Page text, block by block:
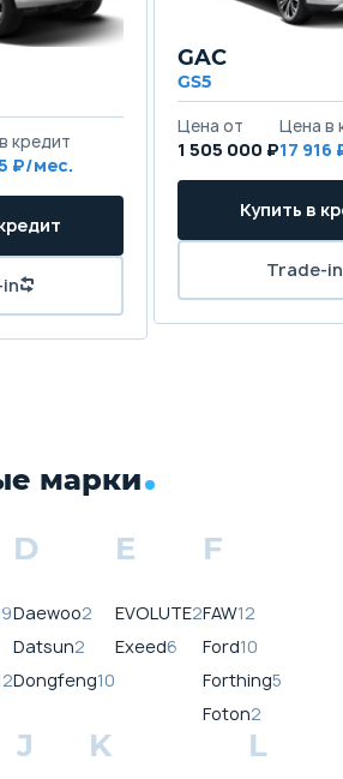
GAC
GS5
1 505 000 ₽17 916
марки
D
Daewoo2
Datsun2
Dongfeng10
E
EVOLUTE2
Exeed6
F
FAW12
Ford10
Forthing5
Foton2
J K L